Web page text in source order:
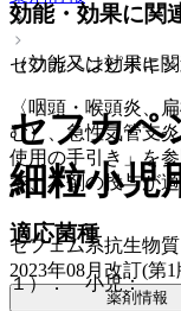
効能・効果に関
（効能又は効果に
〈咽頭・喉頭炎、
む）、急性気管支
使用の手引き」を
で、本剤の投与が
適応菌種
１）． 小児：
セフカペンピボキ
セフカペ
細粒小児
セフェム系抗生物質
2023年08月改訂(第1
薬剤情報